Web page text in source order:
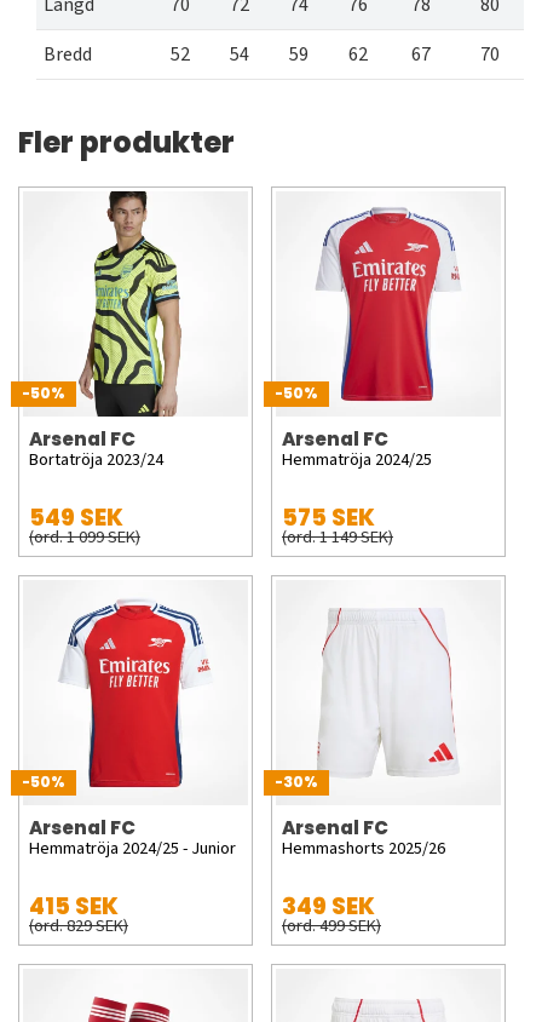
Bredd
52 54 59 62 67 70
Fler produkter
-50%
Arsenal FC
Bortatröja 2023/24
549 SEK
(ord. 1 099 SEK)
-50%
Arsenal FC
Hemmatröja 2024/25
575 SEK
(ord. 1 149 SEK)
-50%
Arsenal FC
Hemmatröja 2024/25 - Junior
415 SEK
(ord. 829 SEK)
-30%
Arsenal FC
Hemmashorts 2025/26
349 SEK
(ord. 499 SEK)